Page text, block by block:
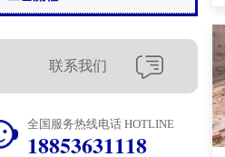
联系我们
全国服务热线电话 HOTLINE
18853631118